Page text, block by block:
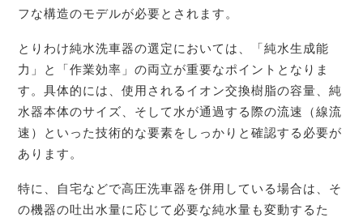
フな構造のモデルが必要とされます。
とりわけ純水洗車器の選定においては、「純水生成能
力」と「作業効率」の両立が重要なポイントとなりま
す。具体的には、使用されるイオン交換樹脂の容量、純
水器本体のサイズ、そして水が通過する際の流速（線流
速）といった技術的な要素をしっかりと確認する必要が
あります。
特に、自宅などで高圧洗車器を併用している場合は、そ
の機器の吐出水量に応じて必要な純水量も変動するた